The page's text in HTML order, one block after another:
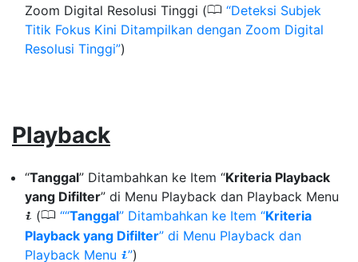
Zoom Digital Resolusi Tinggi (0 Deteksi Subjek
Titik Fokus Kini Ditampilkan dengan Zoom Digital
Resolusi Tinggi )
Playback
“Tanggal” Ditambahkan ke Item “Kriteria Playback
yang Difilter” di Menu Playback dan Playback Menu
i (0 “Tanggal” Ditambahkan ke Item “Kriteria
Playback yang Difilter” di Menu Playback dan
Playback Menu i )